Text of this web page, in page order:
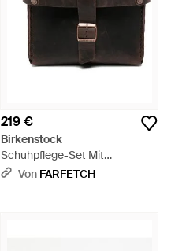
219 €
Birkenstock
Schuhpflege-Set Mit
Schnallenriemen - Schwarz
Von FARFETCH